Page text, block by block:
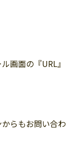
画面の『URL』
らもお問い合わ